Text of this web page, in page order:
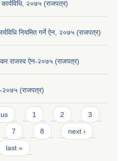
२०७५ (राजपत्र)
नियमित गर्ने ऐन, २०७५ (राजपत्र)
राजस्व ऐन-२०७५ (राजपत्र)
२०७५ (राजपत्र)
1 2 3
7 8 next ›
last »